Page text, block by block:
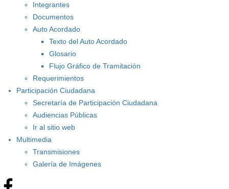
Integrantes
Documentos
Auto Acordado
Texto del Auto Acordado
Glosario
Flujo Gráfico de Tramitación
Requerimientos
Participación Ciudadana
Secretaría de Participación Ciudadana
Audiencias Públicas
Ir al sitio web
Multimedia
Transmisiones
Galería de Imágenes